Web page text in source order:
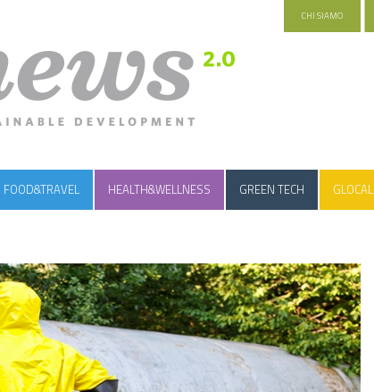
CHI SIAMO
FOOD&TRAVEL HEALTH&WELLNESS GREEN TECH GLOCAL